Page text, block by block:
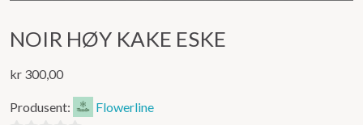
NOIR HØY KAKE ESKE
kr 300,00
Produsent: Flowerline